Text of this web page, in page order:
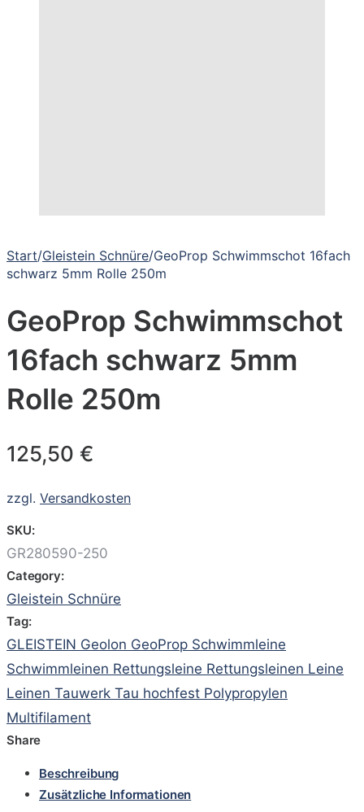
Start/Gleistein Schnüre/GeoProp Schwimmschot 16fach
schwarz 5mm Rolle 250m
GeoProp Schwimmschot
16fach schwarz 5mm
Rolle 250m
125,50 €
zzgl. Versandkosten
SKU:
GR280590-250
Category:
Gleistein Schnüre
Tag:
GLEISTEIN Geolon GeoProp Schwimmleine
Schwimmleinen Rettungsleine Rettungsleinen Leine
Leinen Tauwerk Tau hochfest Polypropylen
Multifilament
Share
Beschreibung
Zusätzliche Informationen